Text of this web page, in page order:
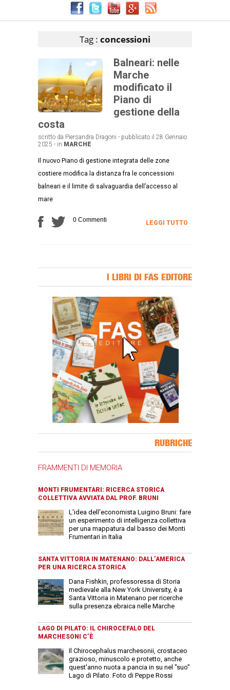
Tag : concessioni
Balneari: nelle
Marche
modificato il
Piano di
gestione della
costa
scritto da Piersandra Dragoni - pubblicato il 28 Gennaio
2025 - in MARCHE
Il nuovo Piano di gestione integrata delle zone
costiere modifica la distanza fra le concessioni
balneari e il limite di salvaguardia dell’accesso al
mare
0 Commenti LEGGI TUTTO
I LIBRI DI FAS EDITORE
RUBRICHE
FRAMMENTI DI MEMORIA
MONTI FRUMENTARI: RICERCA STORICA
COLLETTIVA AVVIATA DAL PROF. BRUNI
L'idea dell'economista Luigino Bruni: fare
un esperimento di intelligenza collettiva
per una mappatura dal basso dei Monti
Frumentari in Italia
SANTA VITTORIA IN MATENANO: DALL’AMERICA
PER UNA RICERCA STORICA
Dana Fishkin, professoressa di Storia
medievale alla New York University, è a
Santa Vittoria in Matenano per ricerche
sulla presenza ebraica nelle Marche
LAGO DI PILATO: IL CHIROCEFALO DEL
MARCHESONI C’È
Il Chirocephalus marchesonii, crostaceo
grazioso, minuscolo e protetto, anche
quest'anno nuota a pancia in su nel "suo"
Lago di Pilato. Foto di Peppe Rossi